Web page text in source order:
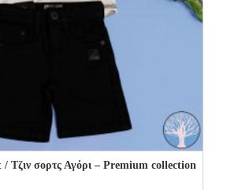
Τζιν σορτς Αγόρι – Premium collection